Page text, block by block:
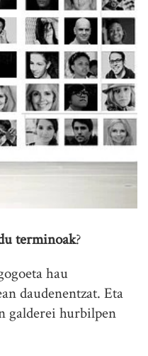
terminoak?
hau
daudenentzat. Eta
galderei hurbilpen